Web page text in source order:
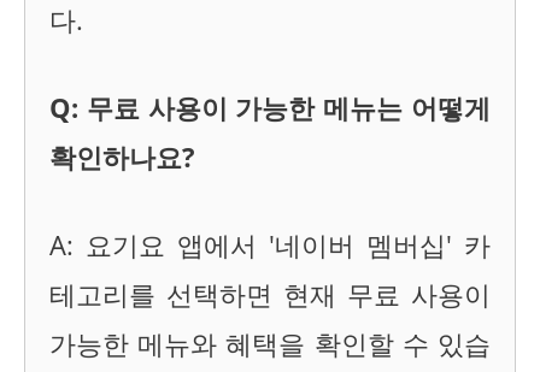
다.
Q: 무료 사용이 가능한 메뉴는 어떻게
확인하나요?
A: 요기요 앱에서 '네이버 멤버십' 카
테고리를 선택하면 현재 무료 사용이
가능한 메뉴와 혜택을 확인할 수 있습